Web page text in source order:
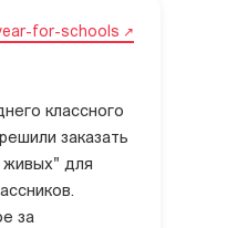
for-schools
классного
заказать
живых" для
за